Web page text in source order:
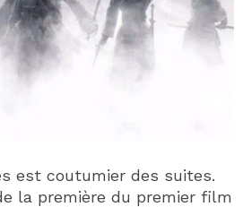
est coutumier des suites.
la première du premier film